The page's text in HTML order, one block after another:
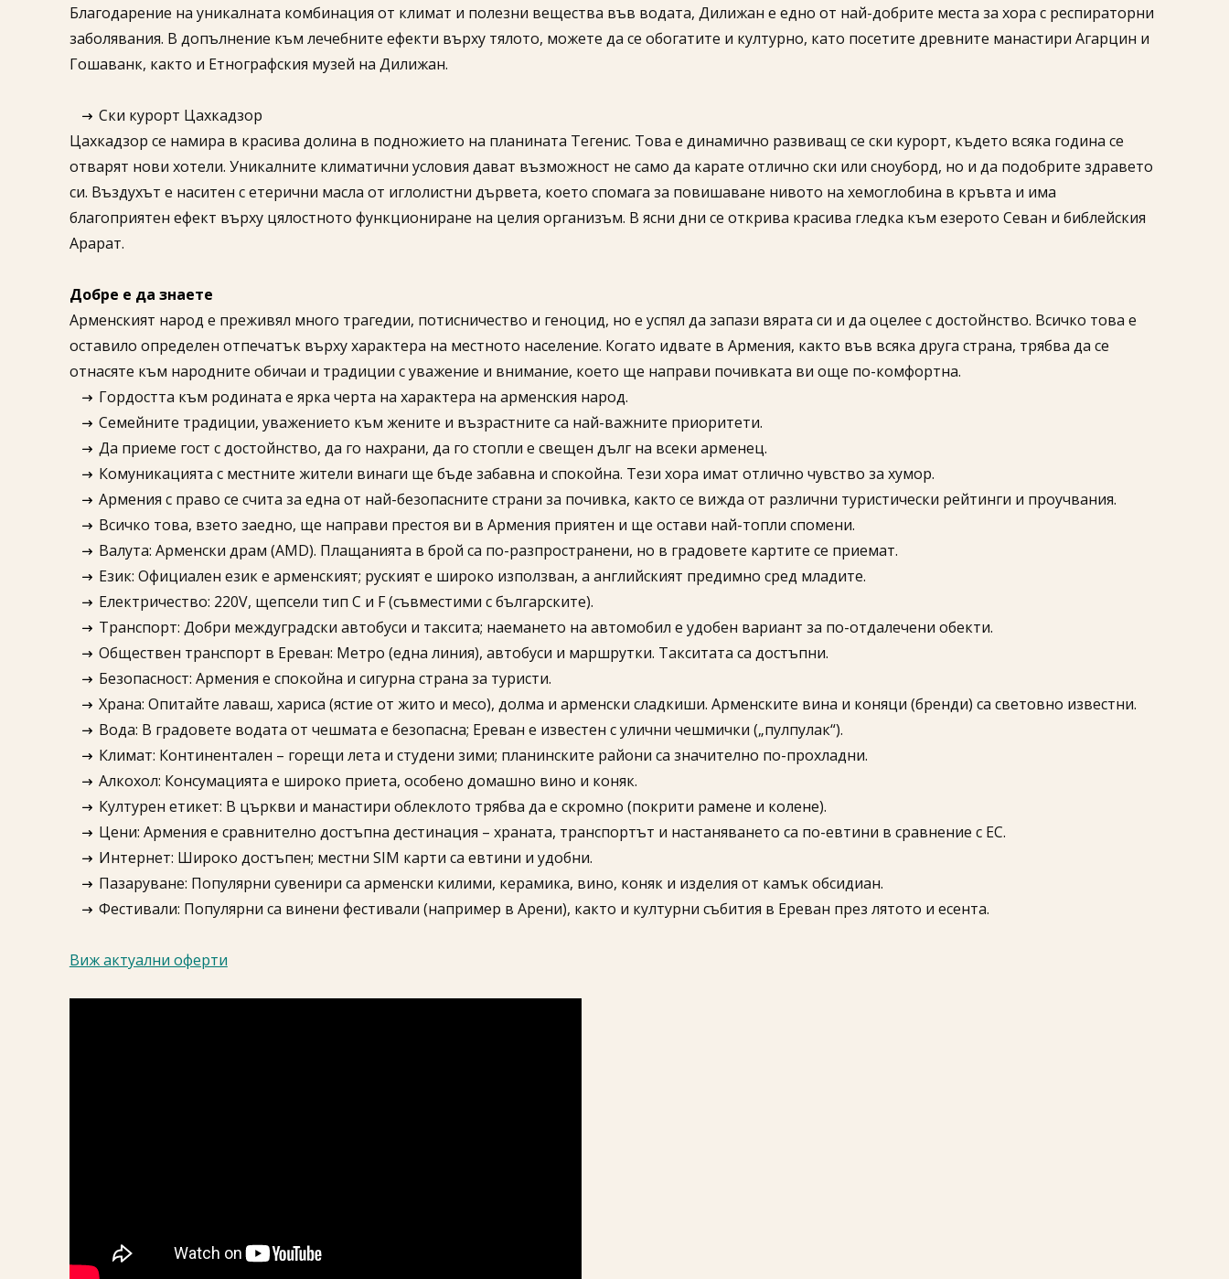
Благодарение на уникалната комбинация от климат и полезни вещества във водата, Дилижан е едно от най-добрите места за хора с респираторни
заболявания. В допълнение към лечебните ефекти върху тялото, можете да се обогатите и културно, като посетите древните манастири Агарцин и
Гошаванк, както и Етнографския музей на Дилижан.
Ски курорт Цахкадзор
Цахкадзор се намира в красива долина в подножието на планината Тегенис. Това е динамично развиващ се ски курорт, където всяка година се
отварят нови хотели. Уникалните климатични условия дават възможност не само да карате отлично ски или сноуборд, но и да подобрите здравето
си. Въздухът е наситен с етерични масла от иглолистни дървета, което спомага за повишаване нивото на хемоглобина в кръвта и има
благоприятен ефект върху цялостното функциониране на целия организъм. В ясни дни се открива красива гледка към езерото Севан и библейския
Арарат.
Добре е да знаете
Арменският народ е преживял много трагедии, потисничество и геноцид, но е успял да запази вярата си и да оцелее с достойнство. Всичко това е
оставило определен отпечатък върху характера на местното население. Когато идвате в Армения, както във всяка друга страна, трябва да се
отнасяте към народните обичаи и традиции с уважение и внимание, което ще направи почивката ви още по-комфортна.
Гордостта към родината е ярка черта на характера на арменския народ.
Семейните традиции, уважението към жените и възрастните са най-важните приоритети.
Да приеме гост с достойнство, да го нахрани, да го стопли е свещен дълг на всеки арменец.
Комуникацията с местните жители винаги ще бъде забавна и спокойна. Тези хора имат отлично чувство за хумор.
Армения с право се счита за една от най-безопасните страни за почивка, както се вижда от различни туристически рейтинги и проучвания.
Всичко това, взето заедно, ще направи престоя ви в Армения приятен и ще остави най-топли спомени.
Валута: Арменски драм (AMD). Плащанията в брой са по-разпространени, но в градовете картите се приемат.
Език: Официален език е арменският; руският е широко използван, а английският предимно сред младите.
Електричество: 220V, щепсели тип C и F (съвместими с българските).
Транспорт: Добри междуградски автобуси и таксита; наемането на автомобил е удобен вариант за по-отдалечени обекти.
Обществен транспорт в Ереван: Метро (една линия), автобуси и маршрутки. Такситата са достъпни.
Безопасност: Армения е спокойна и сигурна страна за туристи.
Храна: Опитайте лаваш, хариса (ястие от жито и месо), долма и арменски сладкиши. Арменските вина и коняци (бренди) са световно известни.
Вода: В градовете водата от чешмата е безопасна; Ереван е известен с улични чешмички („пулпулак“).
Климат: Континентален – горещи лета и студени зими; планинските райони са значително по-прохладни.
Алкохол: Консумацията е широко приета, особено домашно вино и коняк.
Културен етикет: В църкви и манастири облеклото трябва да е скромно (покрити рамене и колене).
Цени: Армения е сравнително достъпна дестинация – храната, транспортът и настаняването са по-евтини в сравнение с ЕС.
Интернет: Широко достъпен; местни SIM карти са евтини и удобни.
Пазаруване: Популярни сувенири са арменски килими, керамика, вино, коняк и изделия от камък обсидиан.
Фестивали: Популярни са винени фестивали (например в Арени), както и културни събития в Ереван през лятото и есента.
Виж актуални оферти